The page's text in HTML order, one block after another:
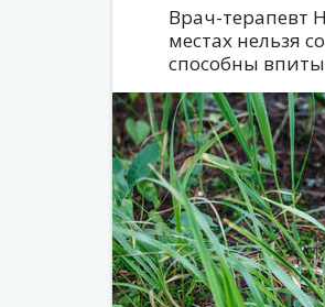
Врач-терапевт
местах нельзя
способны